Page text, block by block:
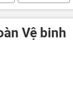
Vệ binh